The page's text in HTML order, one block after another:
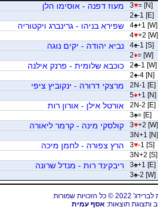
3♥= [N] מעוז דפנה - אוסימו הלן
2♠-1 [E]
4♠+1 [W] שפירא בניהו - גרינברג ויקטוריה
4♥+2 [W]
4♠-1 [S] נביא יהודה - יקים נוגה
2♦= [W]
2♣-1 [W] כוכבא שלומית - פרנק אילנה
2♠-4 [N]
2N-1 [E] מרצקי דרורה - ינקוביץ ציפי
5♦+1 [N]
2N-2 [E] אורטל אילן - אורון רות
3♠= [E]
3♥+2 [W] קולסקי מינה - קרמר ליאורה
3N+1 [N]
3♥-1 [S] הרץ צפורה - לחמן מיכה
3N+2 [S]
3♠+1 [E] ריבקינד רות - מנדל שרונה
3♠-2 [W]
שמורות
ותצוגת תוצאות:אסף עמית